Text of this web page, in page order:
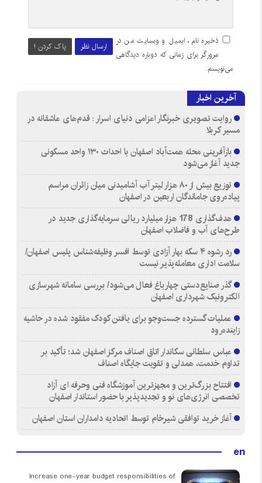
ارسال نظر پاک کردن !
ذخیره نام، ایمیل و وبسایت من در
مرورگر برای زمانی که دوباره دیدگاهی
می‌نویسم.
آخرین اخبار
روایت تصویری خبرنگار اعزامی دنیای اسرار : قدم‌های عاشقانه در
مسیر کربلا
بازآفرینی محله همت‌آباد اصفهان با احداث ۱۳۰ واحد مسکونی
جدید آغاز می‌شود
توزیع بیش از ۸۰ هزار لیتر آب آشامیدنی میان زائران مراسم
پیاده‌روی جاماندگان اربعین در اصفهان
هدف‌گذاری 178 هزار میلیارد ریالی سرمایه‌گذاری جدید در
طرح‌های آب و فاضلاب اصفهان
رد رشوه ۴ سکه بهار آزادی توسط افسر وظیفه‌شناس پلیس اصفهان/
سلامت اداری معامله‌پذیر نیست
گذر صنایع‌دستی چهارباغ فعال می‌شود/ بررسی سامانه شهرسازی
الکترونیک شهرداری اصفهان
عملیات گسترده جست‌وجو برای یافتن کودک مفقود شده در حاشیه
زاینده‌رود
عباس سلطانی سکاندار اتاق اصناف مرکز اصفهان شد؛ تأکید بر
تداوم خدمت، همدلی و تقویت جایگاه اصناف
افتتاح بزرگ‌ترین و مجهزترین آموزشگاه فنی وحرفه ای آزاد
تخصصی انرژی‌های نو و تجدیدپذیر با حضور استاندار اصفهان
آغاز خرید توافقی شیرخام توسط اتحادیه دامداران استان اصفهان
en
Increase one-year budget responsibilities of